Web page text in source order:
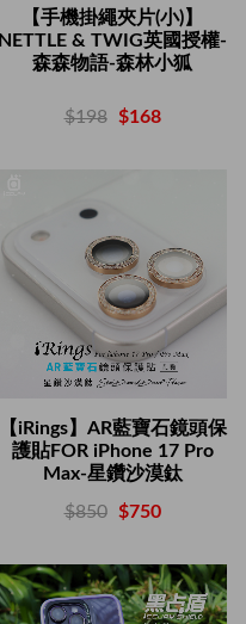
【手機掛繩夾片(小)】
NETTLE & TWIG英國授權-
森森物語-森林小狐
$198 $168
【iRings】AR藍寶石鏡頭保
護貼FOR iPhone 17 Pro
Max-星鑽沙漠鈦
$850 $750